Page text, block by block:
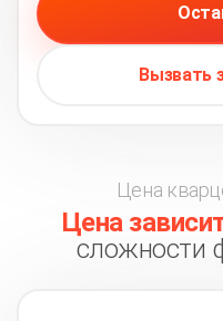
Вызвать
Цена
Цена
сложности